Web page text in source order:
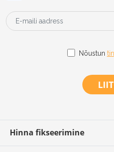
Nõustun
Hinna fikseerimine